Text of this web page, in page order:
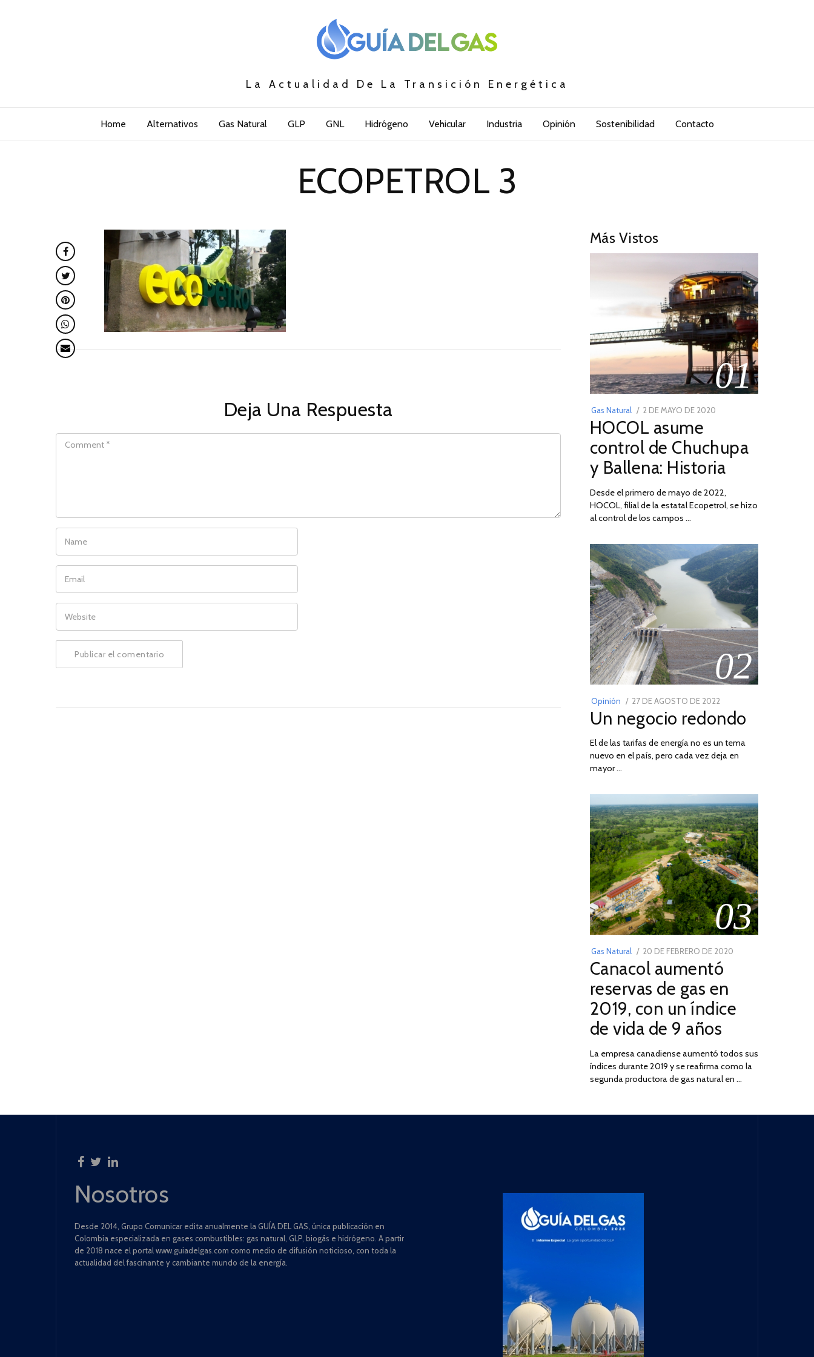
La Actualidad De La Transición Energética
Home Alternativos Gas Natural GLP GNL Hidrógeno Vehicular Industria Opinión Sostenibilidad Contacto
ECOPETROL 3
Deja Una Respuesta
Más Vistos
01
Gas Natural
POSTED
ON
2 DE MAYO DE 2020
DE
2026
HOCOL asume
control de Chuchupa
y Ballena: Historia
Desde el primero de mayo de 2022,
HOCOL, filial de la estatal Ecopetrol, se hizo
al control de los campos …
02
Opinión
POSTED
ON
27 DE AGOSTO DE 2022
DE
DE
2022
Un negocio redondo
El de las tarifas de energía no es un tema
nuevo en el país, pero cada vez deja en
mayor …
03
Gas Natural
POSTED
ON
20 DE FEBRERO DE 2020
2025
Canacol aumentó
reservas de gas en
2019, con un índice
de vida de 9 años
La empresa canadiense aumentó todos sus
índices durante 2019 y se reafirma como la
segunda productora de gas natural en …
Nosotros
Desde 2014, Grupo Comunicar edita anualmente la GUÍA DEL GAS, única publicación en
Colombia especializada en gases combustibles: gas natural, GLP, biogás e hidrógeno. A partir
de 2018 nace el portal www.guiadelgas.com como medio de difusión noticioso, con toda la
actualidad del fascinante y cambiante mundo de la energía.